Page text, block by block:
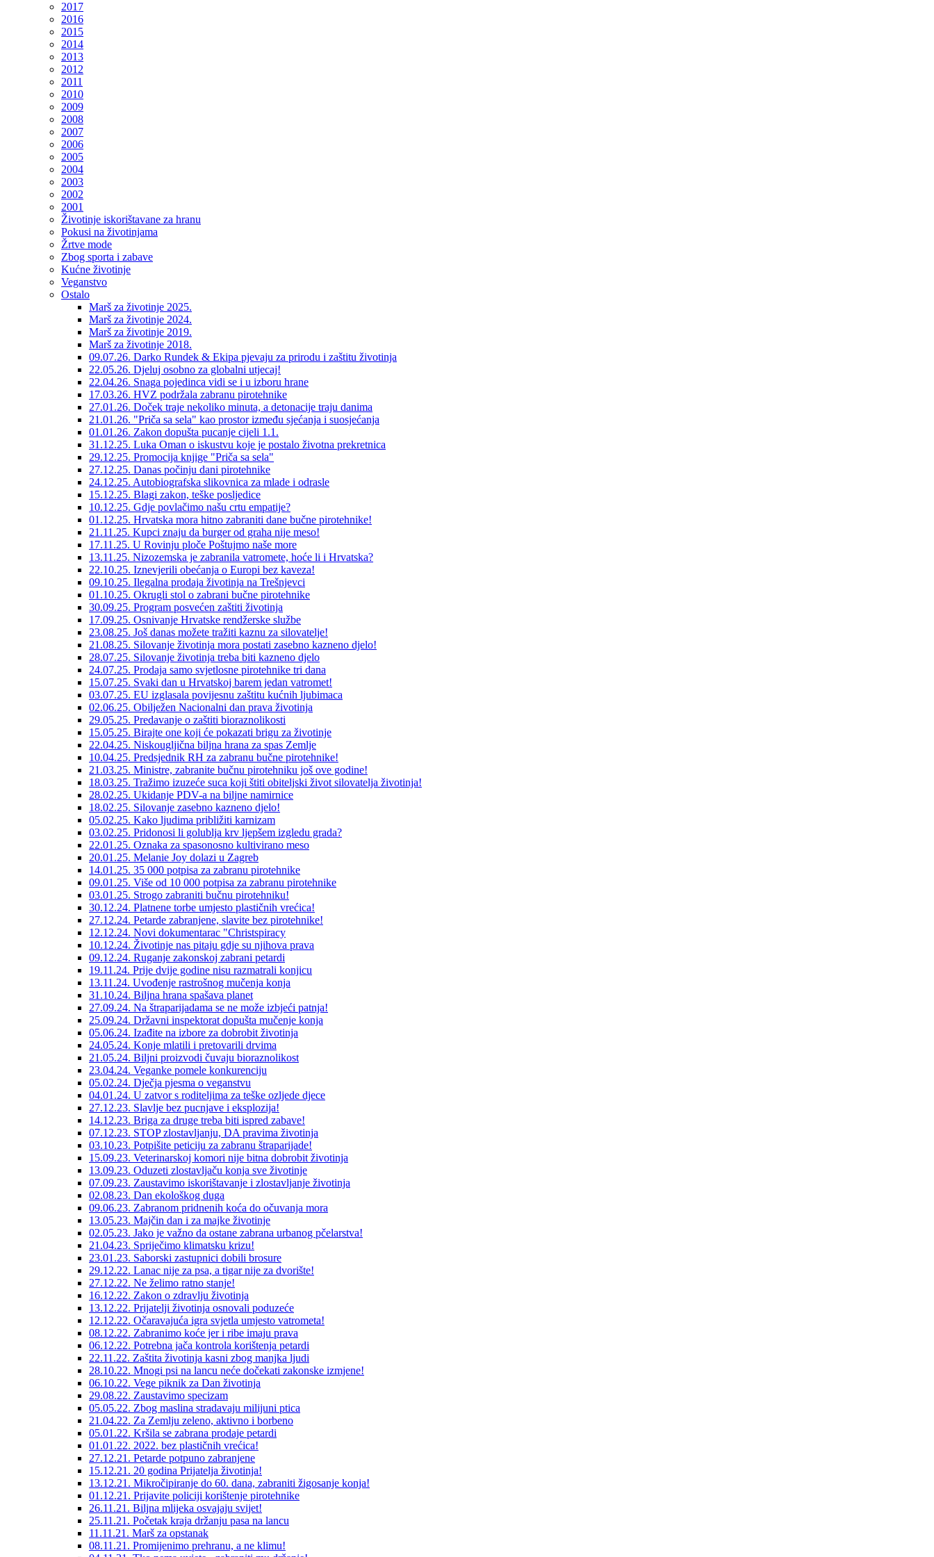
2017
2016
2015
2014
2013
2012
2011
2010
2009
2008
2007
2006
2005
2004
2003
2002
2001
Životinje iskorištavane za hranu
Pokusi na životinjama
Žrtve mode
Zbog sporta i zabave
Kućne životinje
Veganstvo
Ostalo
Marš za životinje 2025.
Marš za životinje 2024.
Marš za životinje 2019.
Marš za životinje 2018.
09.07.26. Darko Rundek & Ekipa pjevaju za prirodu i zaštitu životinja
22.05.26. Djeluj osobno za globalni utjecaj!
22.04.26. Snaga pojedinca vidi se i u izboru hrane
17.03.26. HVZ podržala zabranu pirotehnike
27.01.26. Doček traje nekoliko minuta, a detonacije traju danima
21.01.26. "Priča sa sela" kao prostor između sjećanja i suosjećanja
01.01.26. Zakon dopušta pucanje cijeli 1.1.
31.12.25. Luka Oman o iskustvu koje je postalo životna prekretnica
29.12.25. Promocija knjige "Priča sa sela"
27.12.25. Danas počinju dani pirotehnike
24.12.25. Autobiografska slikovnica za mlade i odrasle
15.12.25. Blagi zakon, teške posljedice
10.12.25. Gdje povlačimo našu crtu empatije?
01.12.25. Hrvatska mora hitno zabraniti dane bučne pirotehnike!
21.11.25. Kupci znaju da burger od graha nije meso!
17.11.25. U Rovinju ploče Poštujmo naše more
13.11.25. Nizozemska je zabranila vatromete, hoće li i Hrvatska?
22.10.25. Iznevjerili obećanja o Europi bez kaveza!
09.10.25. Ilegalna prodaja životinja na Trešnjevci
01.10.25. Okrugli stol o zabrani bučne pirotehnike
30.09.25. Program posvećen zaštiti životinja
17.09.25. Osnivanje Hrvatske rendžerske službe
23.08.25. Još danas možete tražiti kaznu za silovatelje!
21.08.25. Silovanje životinja mora postati zasebno kazneno djelo!
28.07.25. Silovanje životinja treba biti kazneno djelo
24.07.25. Prodaja samo svjetlosne pirotehnike tri dana
15.07.25. Svaki dan u Hrvatskoj barem jedan vatromet!
03.07.25. EU izglasala povijesnu zaštitu kućnih ljubimaca
02.06.25. Obilježen Nacionalni dan prava životinja
29.05.25. Predavanje o zaštiti bioraznolikosti
15.05.25. Birajte one koji će pokazati brigu za životinje
22.04.25. Niskougljična biljna hrana za spas Zemlje
10.04.25. Predsjednik RH za zabranu bučne pirotehnike!
21.03.25. Ministre, zabranite bučnu pirotehniku još ove godine!
18.03.25. Tražimo izuzeće suca koji štiti obiteljski život silovatelja životinja!
28.02.25. Ukidanje PDV-a na biljne namirnice
18.02.25. Silovanje zasebno kazneno djelo!
05.02.25. Kako ljudima približiti karnizam
03.02.25. Pridonosi li golublja krv ljepšem izgledu grada?
22.01.25. Oznaka za spasonosno kultivirano meso
20.01.25. Melanie Joy dolazi u Zagreb
14.01.25. 35 000 potpisa za zabranu pirotehnike
09.01.25. Više od 10 000 potpisa za zabranu pirotehnike
03.01.25. Strogo zabraniti bučnu pirotehniku!
30.12.24. Platnene torbe umjesto plastičnih vrećica!
27.12.24. Petarde zabranjene, slavite bez pirotehnike!
12.12.24. Novi dokumentarac "Christspiracy
10.12.24. Životinje nas pitaju gdje su njihova prava
09.12.24. Ruganje zakonskoj zabrani petardi
19.11.24. Prije dvije godine nisu razmatrali konjicu
13.11.24. Uvođenje rastrošnog mučenja konja
31.10.24. Biljna hrana spašava planet
27.09.24. Na štraparijadama se ne može izbjeći patnja!
25.09.24. Državni inspektorat dopušta mučenje konja
05.06.24. Izađite na izbore za dobrobit životinja
24.05.24. Konje mlatili i pretovarili drvima
21.05.24. Biljni proizvodi čuvaju bioraznolikost
23.04.24. Veganke pomele konkurenciju
05.02.24. Dječja pjesma o veganstvu
04.01.24. U zatvor s roditeljima za teške ozljede djece
27.12.23. Slavlje bez pucnjave i eksplozija!
14.12.23. Briga za druge treba biti ispred zabave!
07.12.23. STOP zlostavljanju, DA pravima životinja
03.10.23. Potpišite peticiju za zabranu štraparijade!
15.09.23. Veterinarskoj komori nije bitna dobrobit životinja
13.09.23. Oduzeti zlostavljaču konja sve životinje
07.09.23. Zaustavimo iskorištavanje i zlostavljanje životinja
02.08.23. Dan ekološkog duga
09.06.23. Zabranom pridnenih koća do očuvanja mora
13.05.23. Majčin dan i za majke životinje
02.05.23. Jako je važno da ostane zabrana urbanog pčelarstva!
21.04.23. Spriječimo klimatsku krizu!
23.01.23. Saborski zastupnici dobili brosure
29.12.22. Lanac nije za psa, a tigar nije za dvorište!
27.12.22. Ne želimo ratno stanje!
16.12.22. Zakon o zdravlju životinja
13.12.22. Prijatelji životinja osnovali poduzeće
12.12.22. Očaravajuća igra svjetla umjesto vatrometa!
08.12.22. Zabranimo koće jer i ribe imaju prava
06.12.22. Potrebna jača kontrola korištenja petardi
22.11.22. Zaštita životinja kasni zbog manjka ljudi
28.10.22. Mnogi psi na lancu neće dočekati zakonske izmjene!
06.10.22. Vege piknik za Dan životinja
29.08.22. Zaustavimo specizam
05.05.22. Zbog maslina stradavaju milijuni ptica
21.04.22. Za Zemlju zeleno, aktivno i borbeno
05.01.22. Kršila se zabrana prodaje petardi
01.01.22. 2022. bez plastičnih vrećica!
27.12.21. Petarde potpuno zabranjene
15.12.21. 20 godina Prijatelja životinja!
13.12.21. Mikročipiranje do 60. dana, zabraniti žigosanje konja!
01.12.21. Prijavite policiji korištenje pirotehnike
26.11.21. Biljna mlijeka osvajaju svijet!
25.11.21. Početak kraja držanju pasa na lancu
11.11.21. Marš za opstanak
08.11.21. Promijenimo prehranu, a ne klimu!